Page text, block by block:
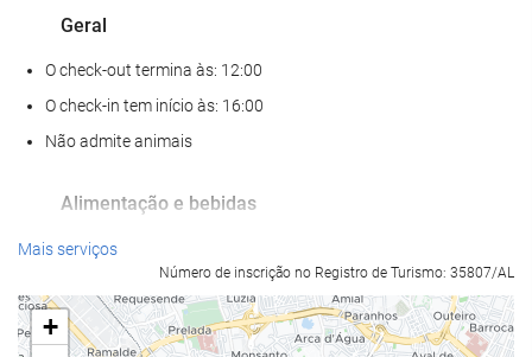
Geral
O check-out termina às: 12:00
O check-in tem início às: 16:00
Não admite animais
Alimentação e bebidas
Restaurante à la carte
Café no local
Mais serviços
Número de inscrição no Registro de Turismo: 35807/AL
+